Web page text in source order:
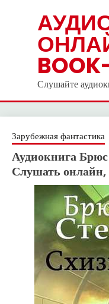
Слушайте
Зарубежная фантастика
Аудиокнига
Слушать онлайн,